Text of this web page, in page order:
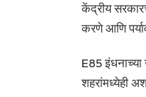
केंद्रीय
करणे आणि
E85
शहरांमध्येही